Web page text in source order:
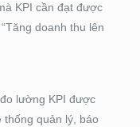
KPI cần đạt được
doanh thu lên
lường KPI được
thống quản lý, báo